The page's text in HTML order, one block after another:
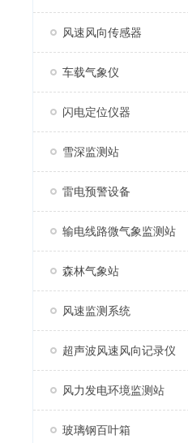
风速风向传感器
车载气象仪
闪电定位仪器
雪深监测站
雷电预警设备
输电线路微气象监测站
森林气象站
风速监测系统
超声波风速风向记录仪
风力发电环境监测站
玻璃钢百叶箱